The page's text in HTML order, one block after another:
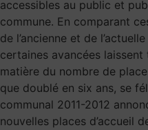
accessibles au public et
commune. En comparant
de l’ancienne et de
certaines avancées
matière du nombre de
que doublé en six ans, se
communal 2011-2012
nouvelles places d’accueil